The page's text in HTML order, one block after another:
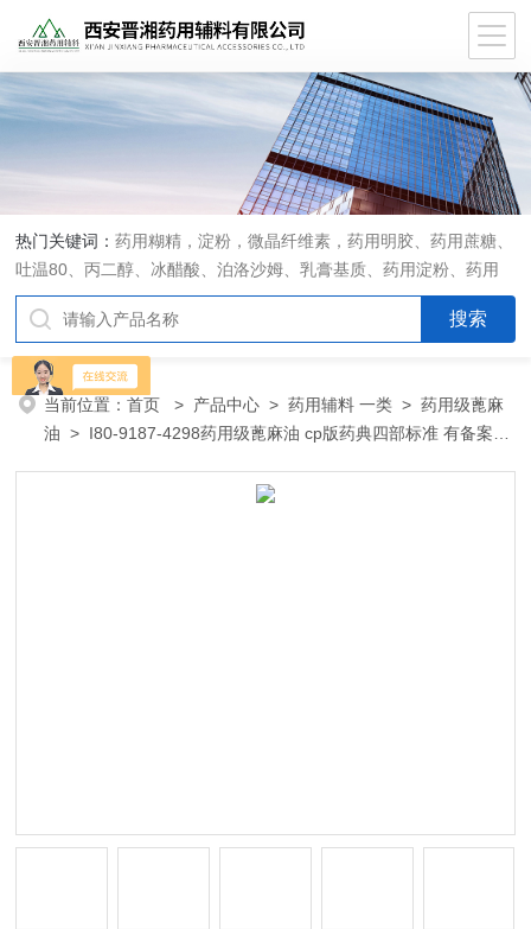
热门关键词：药用糊精，淀粉，微晶纤维素，药用明胶、药用蔗糖、
吐温80、丙二醇、冰醋酸、泊洛沙姆、乳膏基质、药用淀粉、药用
糊精、硬脂酸镁、聚丙烯酸树脂系列、羧甲基淀粉钠、羧甲基纤维素
钠、可溶性淀粉、甘露醇、羟丙纤维素、羟丙基甲基纤维素、乳糖、
交联聚维酮、交联羧甲基纤维素钠、聚乙二醇（PEG）系列、二氧化
硅、聚乙烯吡咯烷酮、十八醇、十六醇、预交化淀粉、微晶纤维素、
甲基纤维素、乙基纤维素，三氯蔗糖，麝香草酚，药用蜂蜜，
当前位置：首页 > 产品中心 >药用辅料 一类 >药用级蓖麻
油 > I80-9187-4298药用级蓖麻油 cp版药典四部标准 有备案登